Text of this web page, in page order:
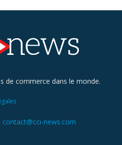
de commerce dans le monde.
contact@cci-news.com